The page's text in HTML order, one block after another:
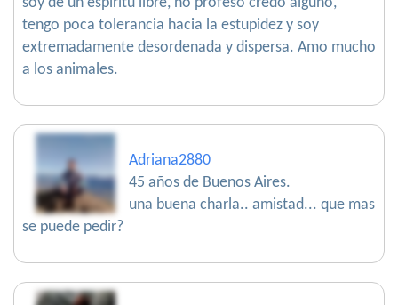
tengo poca tolerancia hacia la estupidez y soy
extremadamente desordenada y dispersa. Amo mucho
a los animales.
Adriana2880
45 años de Buenos Aires.
una buena charla.. amistad... que mas
se puede pedir?